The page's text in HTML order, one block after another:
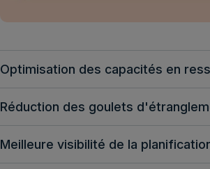
Optimisation des capacités en
Réduction des goulets
Meilleure visibilité de la